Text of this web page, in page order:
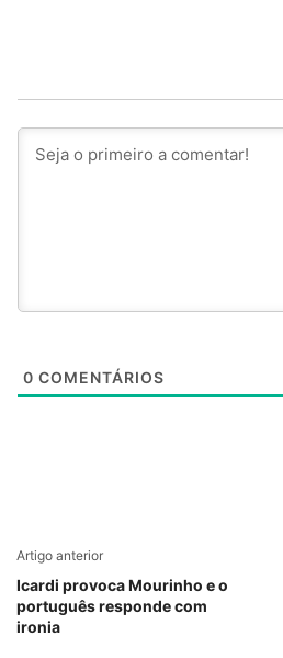
0 COMENTÁRIOS
Artigo anterior
Icardi provoca Mourinho e o
português responde com
ironia